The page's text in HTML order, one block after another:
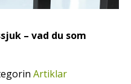
– vad du som
Artiklar